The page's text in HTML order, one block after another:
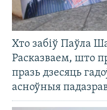
Хто забіў Паўла
Расказваем, што
празь дзесяць
асноўныя